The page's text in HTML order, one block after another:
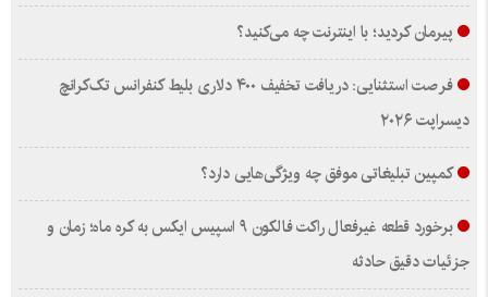
پیرمان کردید؛ با اینترنت چه می‌کنید؟
فرصت استثنایی: دریافت تخفیف ۴۰۰ دلاری بلیط کنفرانس تک‌کرانچ
دیسراپت ۲۰۲۶
کمپین تبلیغاتی موفق چه ویژگی‌هایی دارد؟
برخورد قطعه غیرفعال راکت فالکون ۹ اسپیس ایکس به کره ماه؛ زمان و
جزئیات دقیق حادثه